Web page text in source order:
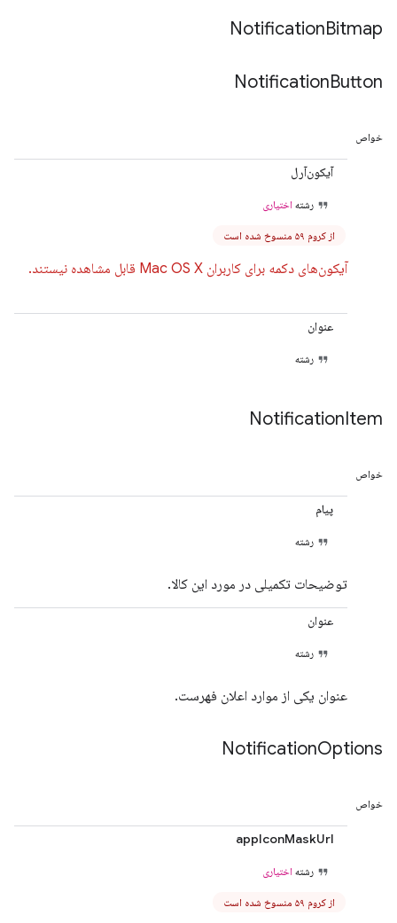
NotificationBitmap
NotificationButton
خواص
آیکون‌آرل
رشته اختیاری
از کروم ۵۹ منسوخ شده است
آیکون‌های دکمه برای کاربران Mac OS X قابل مشاهده نیستند.
عنوان
رشته
NotificationItem
خواص
پیام
رشته
توضیحات تکمیلی در مورد این کالا.
عنوان
رشته
عنوان یکی از موارد اعلان فهرست.
NotificationOptions
خواص
appIconMaskUrl
رشته اختیاری
از کروم ۵۹ منسوخ شده است